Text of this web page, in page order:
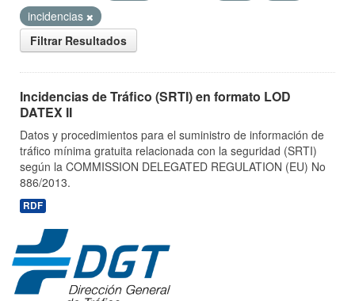
incidencias
Filtrar Resultados
Incidencias de Tráfico (SRTI) en formato LOD
DATEX II
Datos y procedimientos para el suministro de información de
tráfico mínima gratuita relacionada con la seguridad (SRTI)
según la COMMISSION DELEGATED REGULATION (EU) No
886/2013.
RDF